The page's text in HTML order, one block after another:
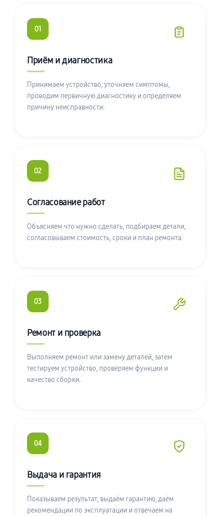
01
Приём и диагностика
Принимаем устройство, уточняем симптомы,
проводим первичную диагностику и определяем
причину неисправности.
02
Согласование работ
Объясняем что нужно сделать, подбираем детали,
согласовываем стоимость, сроки и план ремонта.
03
Ремонт и проверка
Выполняем ремонт или замену деталей, затем
тестируем устройство, проверяем функции и
качество сборки.
04
Выдача и гарантия
Показываем результат, выдаём гарантию, даём
рекомендации по эксплуатации и отвечаем на